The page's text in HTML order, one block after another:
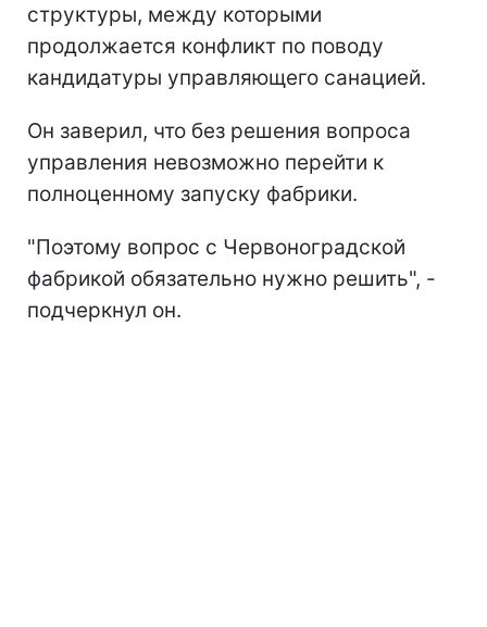
структуры, между которыми
продолжается конфликт по поводу
кандидатуры управляющего санацией.
Он заверил, что без решения вопроса
управления невозможно перейти к
полноценному запуску фабрики.
"Поэтому вопрос с Червоноградской
фабрикой обязательно нужно решить", -
подчеркнул он.